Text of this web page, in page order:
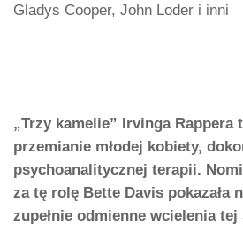
Gladys Cooper, John Loder i inni
„Trzy kamelie” Irvinga Rappera
przemianie młodej kobiety,
psychoanalitycznej terapii.
za tę rolę Bette Davis pokazała
zupełnie odmienne wcielenia